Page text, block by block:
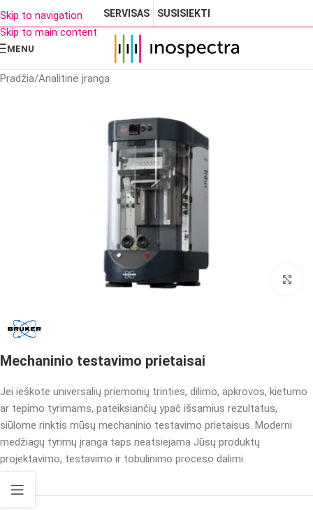
Skip to navigation
Skip to main content
SERVISAS SUSISIEKTI
MENU
Pradžia/Analitinė įranga
Mechaninio testavimo prietaisai
Jei ieškote universalių priemonių trinties, dilimo, apkrovos, kietumo
ar tepimo tyrimams, pateiksiančių ypač išsamius rezultatus,
siūlome rinktis mūsų mechaninio testavimo prietaisus. Moderni
medžiagų tyrimų įranga taps neatsiejama Jūsų produktų
projektavimo, testavimo ir tobulinimo proceso dalimi.